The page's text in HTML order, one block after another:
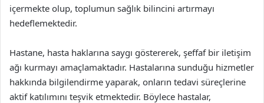
içermekte olup, toplumun sağlık bilincini artırmayı
hedeflemektedir.
Hastane, hasta haklarına saygı göstererek, şeffaf bir iletişim
ağı kurmayı amaçlamaktadır. Hastalarına sunduğu hizmetler
hakkında bilgilendirme yaparak, onların tedavi süreçlerine
aktif katılımını teşvik etmektedir. Böylece hastalar,